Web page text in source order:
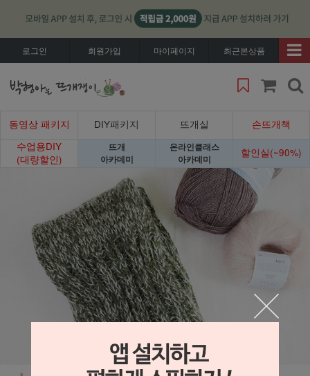
로그인 회원가입 마이페이지 최근본상품
동영상 패키지 DIY패키지 뜨개실
손뜨개책
수업용DIY
(대량할인)
뜨개
아카데미
온라인클래스
아카데미
할인실(~90%)